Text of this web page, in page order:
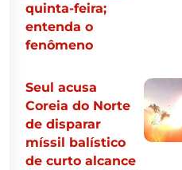
quinta-feira;
entenda o
fenômeno
Seul acusa
Coreia do Norte
de disparar
míssil balístico
de curto alcance